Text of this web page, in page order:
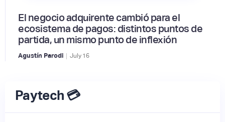
El negocio adquirente cambió para el
ecosistema de pagos: distintos puntos de
partida, un mismo punto de inflexión
Agustín Parodi | July 16
Paytech 💳